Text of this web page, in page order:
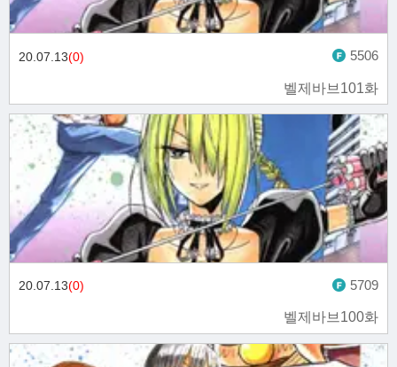
벨제바브101화
20.07.13(0) 5506
벨제바브100화
20.07.13(0) 5709